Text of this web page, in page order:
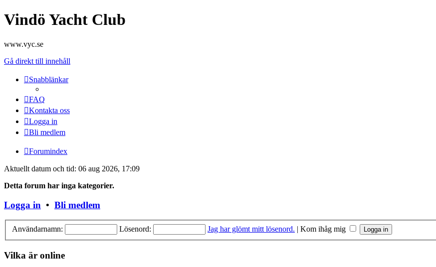
Vindö Yacht Club
www.vyc.se
Gå direkt till innehåll
Snabblänkar
FAQ
Kontakta oss
Logga in
Bli medlem
Forumindex
Aktuellt datum och tid: 06 aug 2026, 17:09
Detta forum har inga kategorier.
Logga in • Bli medlem
Användarnamn: Lösenord: Jag har glömt mitt lösenord. | Kom ihåg mig
Vilka är online